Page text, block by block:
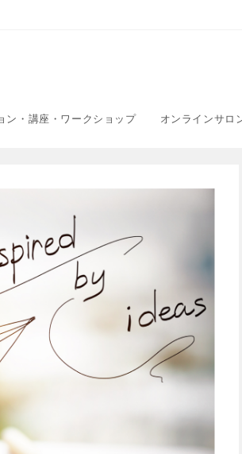
ン・講座・ワークショップ オンラインサロ